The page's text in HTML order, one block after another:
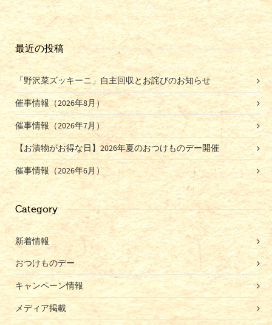
最近の投稿
「野沢菜ズッキーニ」自主回収とお詫びのお知らせ
催事情報（2026年8月）
催事情報（2026年7月）
【お漬物がお得な日】2026年夏のおつけものデー開催
催事情報（2026年6月）
Category
新着情報
おつけものデー
キャンペーン情報
メディア掲載